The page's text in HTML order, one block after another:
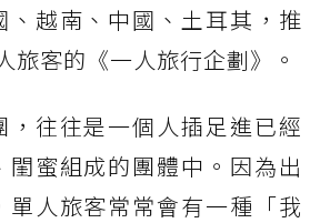
、越南、中國、土耳其，推
旅客的《一人旅行企劃》。
，往往是一個人插足進已經
閨蜜組成的團體中。因為出
人旅客常常會有一種「我